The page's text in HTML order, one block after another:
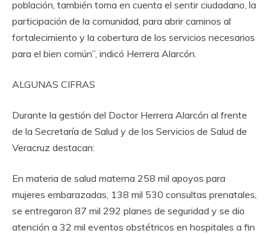
población, también toma en cuenta el sentir ciudadano, la
participación de la comunidad, para abrir caminos al
fortalecimiento y la cobertura de los servicios necesarios
para el bien común”, indicó Herrera Alarcón.
ALGUNAS CIFRAS
Durante la gestión del Doctor Herrera Alarcón al frente
de la Secretaría de Salud y de los Servicios de Salud de
Veracruz destacan:
En materia de salud materna 258 mil apoyos para
mujeres embarazadas, 138 mil 530 consultas prenatales,
se entregaron 87 mil 292 planes de seguridad y se dio
atención a 32 mil eventos obstétricos en hospitales a fin